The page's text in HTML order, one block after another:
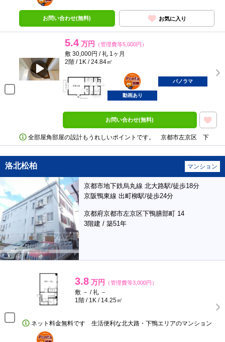
お問い合わせ(無料) お気に入り
5.4 万円 （管理費等5,000円）
敷 30,000円 / 礼 1ヶ月
2階 / 1K / 24.84㎡
ポンタ
部屋
パノラマ
動画あり
お問い合わせ(無料)
全部屋角部屋の設計もうれしいポイントです。 京都市左京区 下
洛北松柏 マンション
京都市地下鉄烏丸線 北大路駅/徒歩18分
京阪鴨東線 出町柳駅/徒歩24分
京都府京都市左京区下鴨膳部町 14
3階建 / 築51年
3.8 万円 （管理費等3,000円）
敷 － / 礼 －
1階 / 1K / 14.25㎡
ネット料金無料です 生活便利な北大路・下鴨エリアのマンション
ポンタ
部屋